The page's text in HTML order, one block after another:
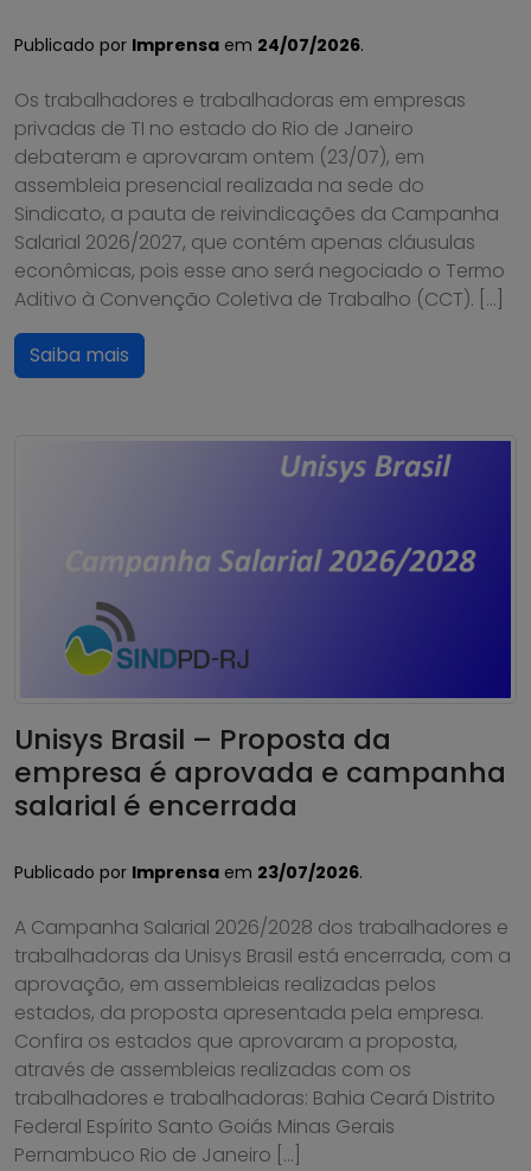
Publicado por Imprensa em 24/07/2026.
Os trabalhadores e trabalhadoras em empresas
privadas de TI no estado do Rio de Janeiro
debateram e aprovaram ontem (23/07), em
assembleia presencial realizada na sede do
Sindicato, a pauta de reivindicações da Campanha
Salarial 2026/2027, que contém apenas cláusulas
econômicas, pois esse ano será negociado o Termo
Aditivo à Convenção Coletiva de Trabalho (CCT). […]
Saiba mais
Unisys Brasil – Proposta da
empresa é aprovada e campanha
salarial é encerrada
Publicado por Imprensa em 23/07/2026.
A Campanha Salarial 2026/2028 dos trabalhadores e
trabalhadoras da Unisys Brasil está encerrada, com a
aprovação, em assembleias realizadas pelos
estados, da proposta apresentada pela empresa.
Confira os estados que aprovaram a proposta,
através de assembleias realizadas com os
trabalhadores e trabalhadoras: Bahia Ceará Distrito
Federal Espírito Santo Goiás Minas Gerais
Pernambuco Rio de Janeiro […]